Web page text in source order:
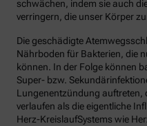
schwächen, indem sie auch
verringern, die unser Körper
Die geschädigte
Nährboden für Bakterien, die
können. In der Folge können
Super- bzw.
Lungenentzündung auftreten,
verlaufen als die eigentliche
Herz-KreislaufSystems wie